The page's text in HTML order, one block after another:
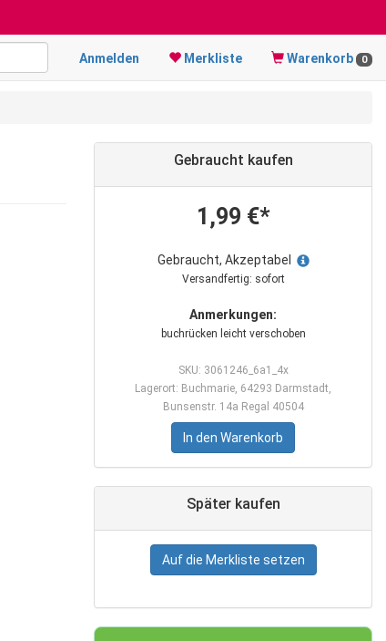
Anmelden Merkliste Warenkorb 0
Gebraucht kaufen
1,99 €*
Gebraucht, Akzeptabel
Versandfertig: sofort
Anmerkungen:
buchrücken leicht verschoben
SKU: 3061246_6a1_4x
Lagerort: Buchmarie, 64293 Darmstadt,
Bunsenstr. 14a Regal 40504
In den Warenkorb
Später kaufen
Auf die Merkliste setzen